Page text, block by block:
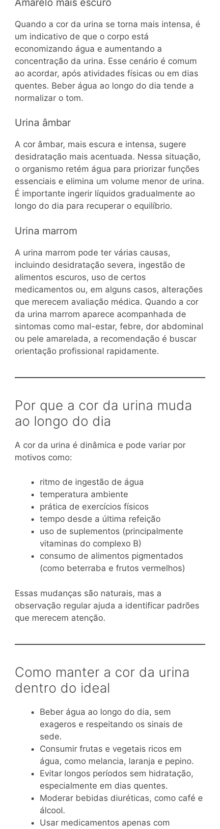
Quando a cor da urina se torna mais intensa, é
um indicativo de que o corpo está
economizando água e aumentando a
concentração da urina. Esse cenário é comum
ao acordar, após atividades físicas ou em dias
quentes. Beber água ao longo do dia tende a
normalizar o tom.
Urina âmbar
A cor âmbar, mais escura e intensa, sugere
desidratação mais acentuada. Nessa situação,
o organismo retém água para priorizar funções
essenciais e elimina um volume menor de urina.
É importante ingerir líquidos gradualmente ao
longo do dia para recuperar o equilíbrio.
Urina marrom
A urina marrom pode ter várias causas,
incluindo desidratação severa, ingestão de
alimentos escuros, uso de certos
medicamentos ou, em alguns casos, alterações
que merecem avaliação médica. Quando a cor
da urina marrom aparece acompanhada de
sintomas como mal-estar, febre, dor abdominal
ou pele amarelada, a recomendação é buscar
orientação profissional rapidamente.
Por que a cor da urina muda
ao longo do dia
A cor da urina é dinâmica e pode variar por
motivos como:
ritmo de ingestão de água
temperatura ambiente
prática de exercícios físicos
tempo desde a última refeição
uso de suplementos (principalmente
vitaminas do complexo B)
consumo de alimentos pigmentados
(como beterraba e frutos vermelhos)
Essas mudanças são naturais, mas a
observação regular ajuda a identificar padrões
que merecem atenção.
Como manter a cor da urina
dentro do ideal
Beber água ao longo do dia, sem
exageros e respeitando os sinais de
sede.
Consumir frutas e vegetais ricos em
água, como melancia, laranja e pepino.
Evitar longos períodos sem hidratação,
especialmente em dias quentes.
Moderar bebidas diuréticas, como café e
álcool.
Usar medicamentos apenas com